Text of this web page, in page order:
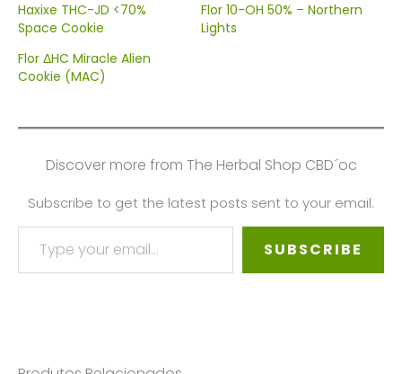
Haxixe THC-JD <70%
Space Cookie
Flor 10-OH 50% – Northern
Lights
Flor ΔHC Miracle Alien
Cookie (MAC)
Discover more from The Herbal Shop CBD´oc
Subscribe to get the latest posts sent to your email.
Type your email…
SUBSCRIBE